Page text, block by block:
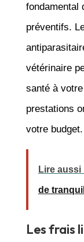
fondamental
préventifs.
vétérinaire
santé à
prestations
votre budget.
Lire aussi
de
Les frais